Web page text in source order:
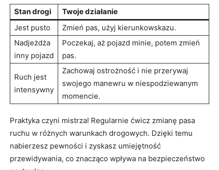
Stan drogi
Twoje ⁤działanie
Jest pusto
Zmień ⁤pas, użyj kierunkowskazu.
Nadjeżdża
inny pojazd
Poczekaj, aż ​pojazd minie, potem zmień⁣
pas.
Ruch jest
intensywny
Zachowaj ostrożność i nie ‍przerywaj
swojego manewru w niespodziewanym
momencie.
Praktyka czyni mistrza! Regularnie ćwicz⁢ zmianę‌ pasa
ruchu w‌ różnych warunkach ⁢drogowych. ​Dzięki temu
nabierzesz pewności ​i ⁣zyskasz umiejętność
przewidywania, co⁣ znacząco ‍wpływa na bezpieczeństwo